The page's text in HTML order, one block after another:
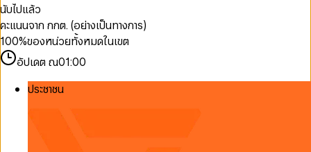
นับไปแล้ว
คะแนนจาก กกต. (อย่างเป็นทางการ)
100%ของหน่วยทั้งหมดในเขต
อัปเดต ณ01:00
ประชาชน